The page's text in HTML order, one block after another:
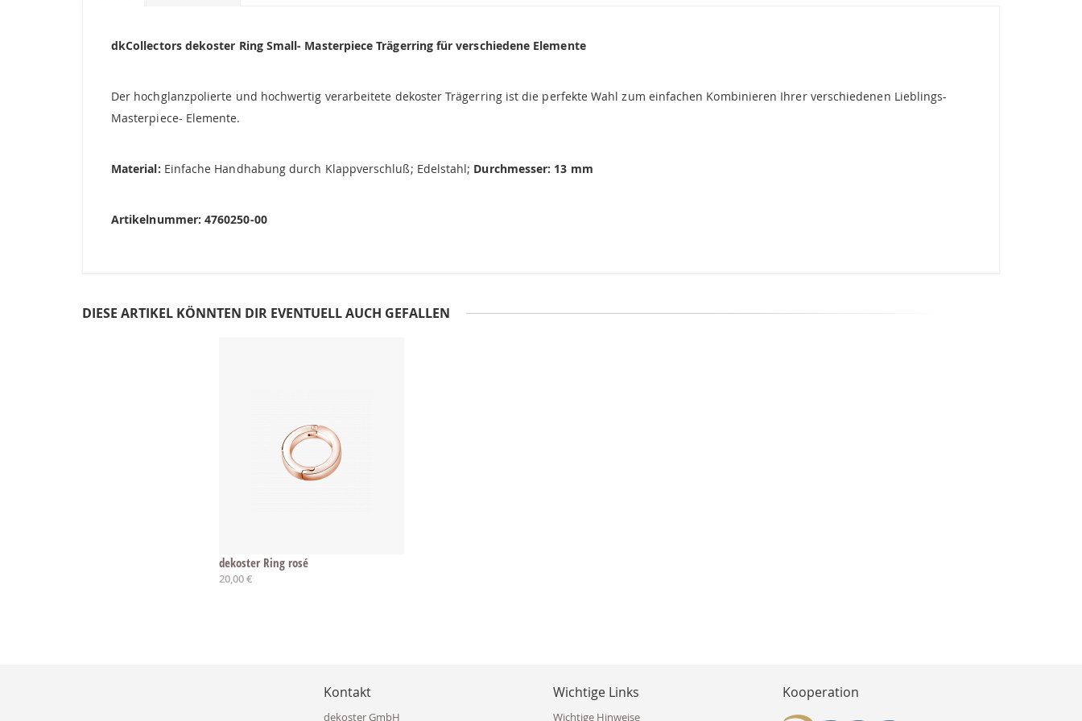
dkCollectors dekoster Ring Small- Masterpiece Trägerring für verschiedene Elemente
Der hochglanzpolierte und hochwertig verarbeitete dekoster Trägerring ist die perfekte Wahl zum einfachen Kombinieren Ihrer verschiedenen Lieblings-
Masterpiece- Elemente.
Material: Einfache Handhabung durch Klappverschluß; Edelstahl; Durchmesser: 13 mm
Artikelnummer: 4760250-00
DIESE ARTIKEL KÖNNTEN DIR EVENTUELL AUCH GEFALLEN
dekoster Ring rosé
20,00 €
Kontakt
dekoster GmbH
Wichtige Links
Wichtige Hinweise
Kooperation